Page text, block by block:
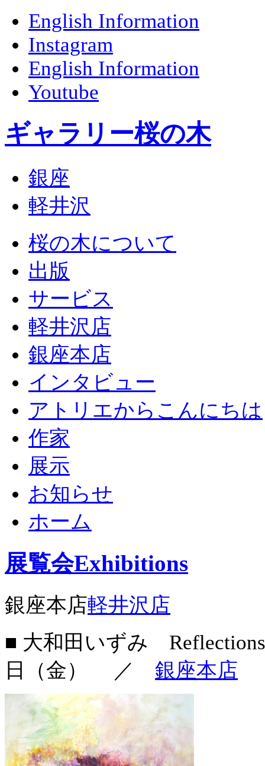
English Information
Instagram
English Information
Youtube
ギャラリー桜の木
銀座
軽井沢
桜の木について
出版
サービス
軽井沢店
銀座本店
インタビュー
アトリエからこんにちは
作家
展示
お知らせ
ホーム
展覧会Exhibitions
銀座本店軽井沢店
■ 大和田いずみ
日（金）
／ 銀座本店